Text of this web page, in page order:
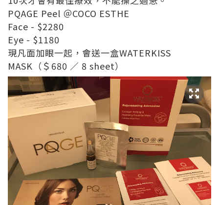
PQAGE Peel ＠COCO ESTHE
Face - $2280
Eye - $1180
現凡面加眼一起，會送一盒WATERKISS
MASK（＄680 ／ 8 sheet）